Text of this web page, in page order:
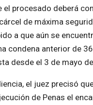
el procesado deberá
de máxima
a que aún se
condena anterior de
desde el 3 de mayo
el juez precisó
de Penas el